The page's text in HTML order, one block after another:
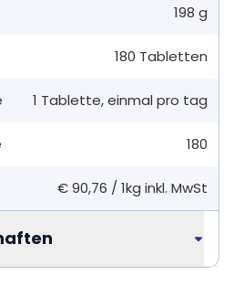
198 g
180 Tabletten
1 Tablette,einmal pro tag
180
€ 90,76 / 1kg inkl. MwSt